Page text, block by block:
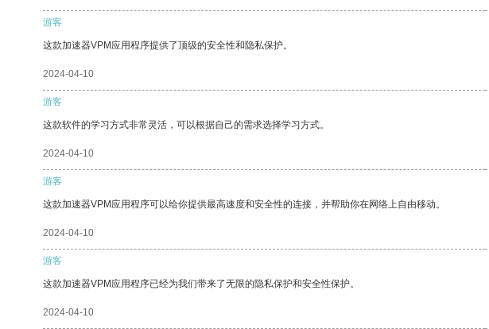
游客
这款加速器VPM应用程序提供了顶级的安全性和隐私保护。
2024-04-10
游客
这款软件的学习方式非常灵活，可以根据自己的需求选择学习方式。
2024-04-10
游客
这款加速器VPM应用程序可以给你提供最高速度和安全性的连接，并帮助你在网络上自由移动。
2024-04-10
游客
这款加速器VPM应用程序已经为我们带来了无限的隐私保护和安全性保护。
2024-04-10